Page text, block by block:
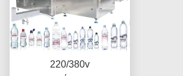
220/380v